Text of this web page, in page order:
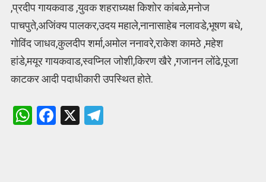
,प्रदीप गायकवाड ,युवक शहराध्यक्ष किशोर कांबळे,मनोज
पाचपुते,अजिंक्य पालकर,उदय महाले,नानासाहेब नलावडे,भूषण बधे,
गोविंद जाधव,कुलदीप शर्मा,अमोल ननावरे,राकेश कामठे ,महेश
हांडे,मयूर गायकवाड,स्वप्निल जोशी,किरण खैरे ,गजानन लोंढे,पूजा
काटकर आदी पदाधीकारी उपस्थित होते.
W F X T